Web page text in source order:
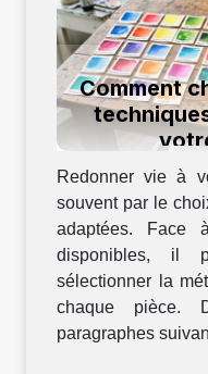
Comment
Redonner vie à
souvent par le
adaptées. Face
disponibles, il
sélectionner la
chaque pièce.
paragraphes